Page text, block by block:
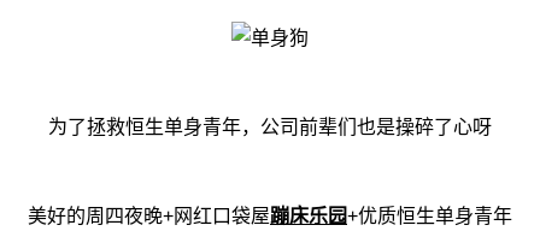
为了拯救恒生单身青年，公司前辈们也是操碎了心呀
美好的周四夜晚+网红口袋屋蹦床乐园+优质恒生单身青年